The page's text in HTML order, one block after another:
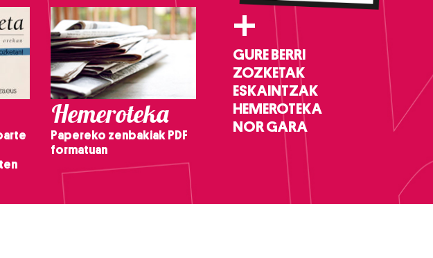
Hemeroteka
Papereko zenbakiak PDF
formatuan
+
GURE BERRI
ZOZKETAK
ESKAINTZAK
HEMEROTEKA
NOR GARA